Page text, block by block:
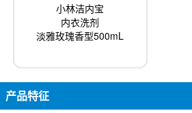
小林洁内宝
内衣洗剂
淡雅玫瑰香型500mL
产品特征